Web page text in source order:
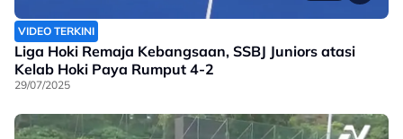
VIDEO TERKINI
Liga Hoki Remaja Kebangsaan, SSBJ Juniors atasi
Kelab Hoki Paya Rumput 4-2
29/07/2025